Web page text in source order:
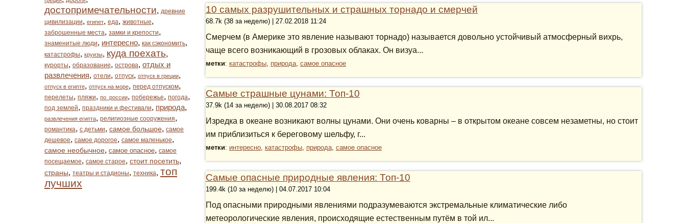
достопримечательности, древние
цивилизации, египет, еда, животные,
заброшенные места, замки и крепости,
знаменитые люди, интересно, как сэкономить,
катастрофы, круизы, куда поехать,
курорты, образование, острова, отдых и
развлечения, отели, отпуск, отпуск в греции,
отпуск в египте, отпуск на море, перед отпуском,
перелеты, пляжи, по_россии, побережье, погода,
под землей, праздники и фестивали, природа,
развлечения египта, религиозные сооружения,
романтика, с детьми, самое большое, самое
дешевое, самое дорогое, самое маленькое,
самое необычное, самое опасное, самое
посещаемое, самое старое, стоит посетить,
страны, театры и стадионы, техника, топ
лучших
10 самых разрушительных и страшных торнадо и смерчей
68.7k (38 за неделю) | 27.02.2018 11:24
Смерчем (в Америке это явление называют торнадо) называется довольно устойчивый атмосферный вихрь,
чаще всего возникающий в грозовых облаках. Он визуа...
метки: катастрофы, природа, самое опасное
Самые страшные цунами: Топ-10
37.9k (14 за неделю) | 30.08.2017 08:32
Изредка в океане возникают волны цунами. Они очень коварны – в открытом океане совсем незаметны, но стоит
им приблизиться к береговому шельфу, г...
метки: интересно, катастрофы, природа, самое опасное
Самые опасные природные явления: Топ-10
199.4k (10 за неделю) | 04.07.2017 10:04
Под опасными природными явлениями подразумеваются экстремальные климатические либо
метеорологические явления, происходящие естественным путём в той ил...